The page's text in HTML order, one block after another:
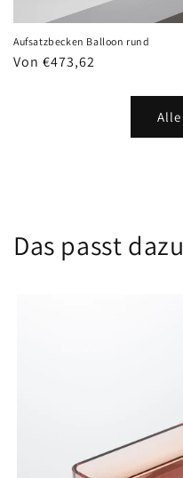
Aufsatzbecken Balloon rund
Normaler
Von €473,62
Das passt dazu